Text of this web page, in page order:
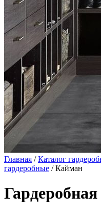
Главная /Каталог
гардеробные / Кайман